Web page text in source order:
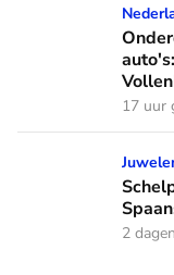
Onderdeel van
17 uur
Schelpen, parels
2